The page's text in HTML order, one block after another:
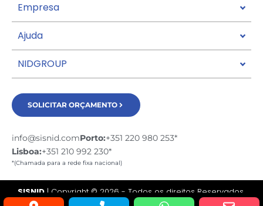
Empresa
Ajuda
NIDGROUP
SOLICITAR ORÇAMENTO
info@sisnid.comPorto:+351 220 980 253*
Lisboa:+351 210 992 230*
*(Chamada para a rede fixa nacional)
SISNID | Copyright © 2026 - Todos os direitos Reservados.